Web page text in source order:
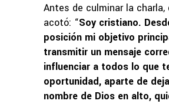
Antes de culminar la charla,
acotó: “Soy cristiano.
posición mi objetivo
transmitir un mensaje
influenciar a todos lo que
oportunidad, aparte de
nombre de Dios en alto,